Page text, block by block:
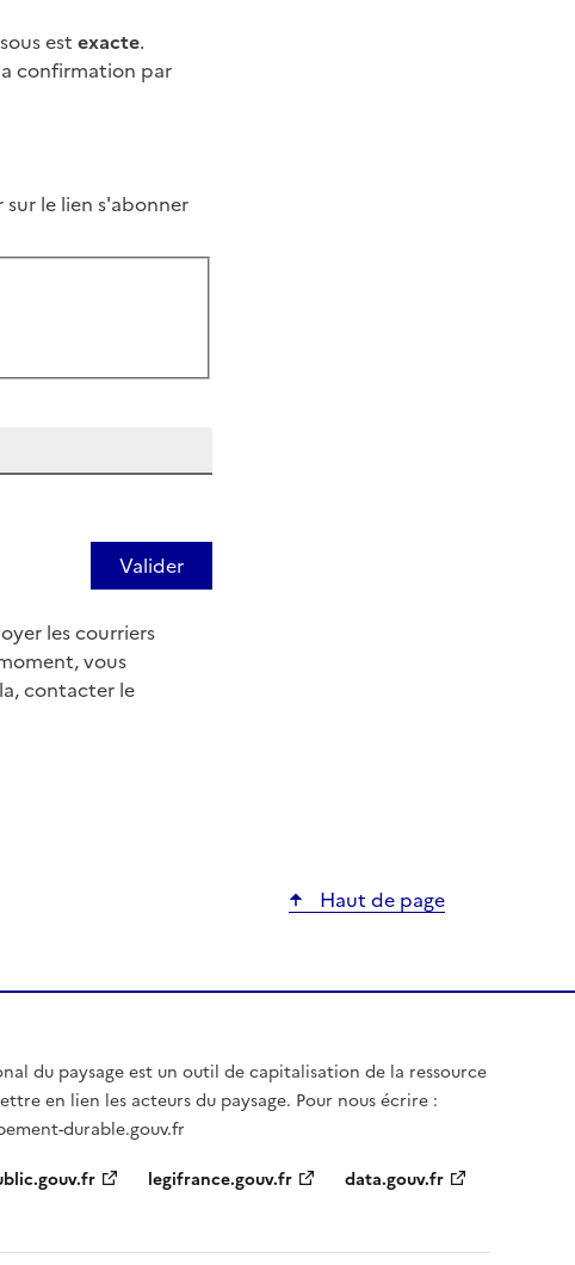
est exacte.
confirmation par
le lien s'abonner
les courriers
vous
contacter le
Haut de page
du paysage est un outil de capitalisation de la ressource
en lien les acteurs du paysage. Pour nous écrire :
durable.gouv.fr
legifrance.gouv.fr data.gouv.fr